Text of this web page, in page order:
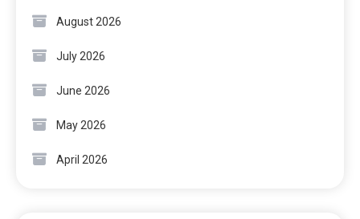
August 2026
July 2026
June 2026
May 2026
April 2026